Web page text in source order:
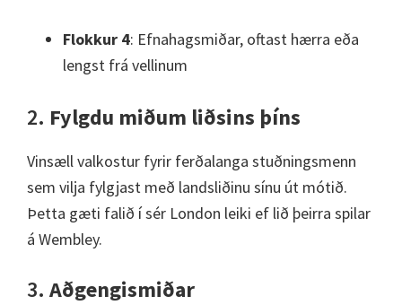
Flokkur 4: Efnahagsmiðar, oftast hærra eða
lengst frá vellinum
2. Fylgdu miðum liðsins þíns
Vinsæll valkostur fyrir ferðalanga stuðningsmenn
sem vilja fylgjast með landsliðinu sínu út mótið.
Þetta gæti falið í sér London leiki ef lið þeirra spilar
á Wembley.
3. Aðgengismiðar